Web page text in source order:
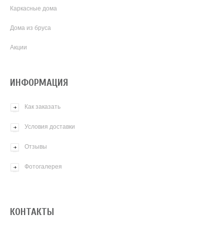
Каркасные дома
Дома из бруса
Акции
ИНФОРМАЦИЯ
Как заказать
Условия доставки
Отзывы
Фотогалерея
КОНТАКТЫ